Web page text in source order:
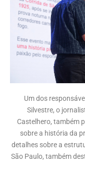
Um dos
Silvestre, o
Castelhero, também
sobre a história da
detalhes sobre a
São Paulo, também